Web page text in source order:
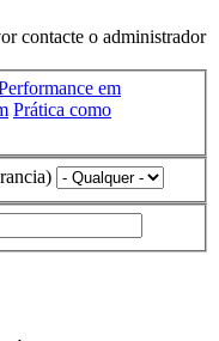
contacte o administrador
em
Prática como